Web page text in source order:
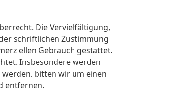
Die Vervielfältigung,
schriftlichen Zustimmung
Gebrauch gestattet.
Insbesondere werden
bitten wir um einen
entfernen.